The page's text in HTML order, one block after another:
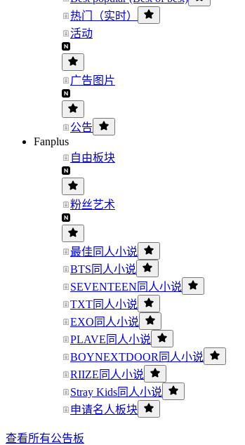
热门（实时）
活动
广告图片
公告
Fanplus
自由板块
粉丝艺术
最佳同人小说
BTS同人小说
SEVENTEEN同人小说
TXT同人小说
EXO同人小说
PLAVE同人小说
BOYNEXTDOOR同人小说
RIIZE同人小说
Stray Kids同人小说
申请名人板块
查看所有公告板